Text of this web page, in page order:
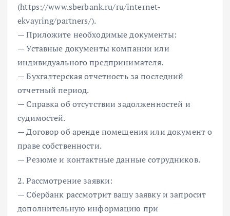
(https://www.sberbank.ru/ru/internet-
ekvayring/partners/).
— Приложите необходимые документы:
— Уставные документы компании или
индивидуального предпринимателя.
— Бухгалтерская отчетность за последний
отчетный период.
— Справка об отсутствии задолженностей и
судимостей.
— Договор об аренде помещения или документ о
праве собственности.
— Резюме и контактные данные сотрудников.
2. Рассмотрение заявки:
— Сбербанк рассмотрит вашу заявку и запросит
дополнительную информацию при